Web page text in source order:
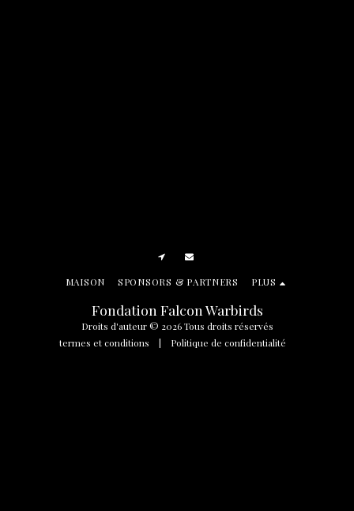
Fondation Falcon Warbirds
Droits d'auteur © 2026 Tous droits réservés
termes et conditions | Politique de confidentialité
MAISON SPONSORS & PARTNERS PLUS